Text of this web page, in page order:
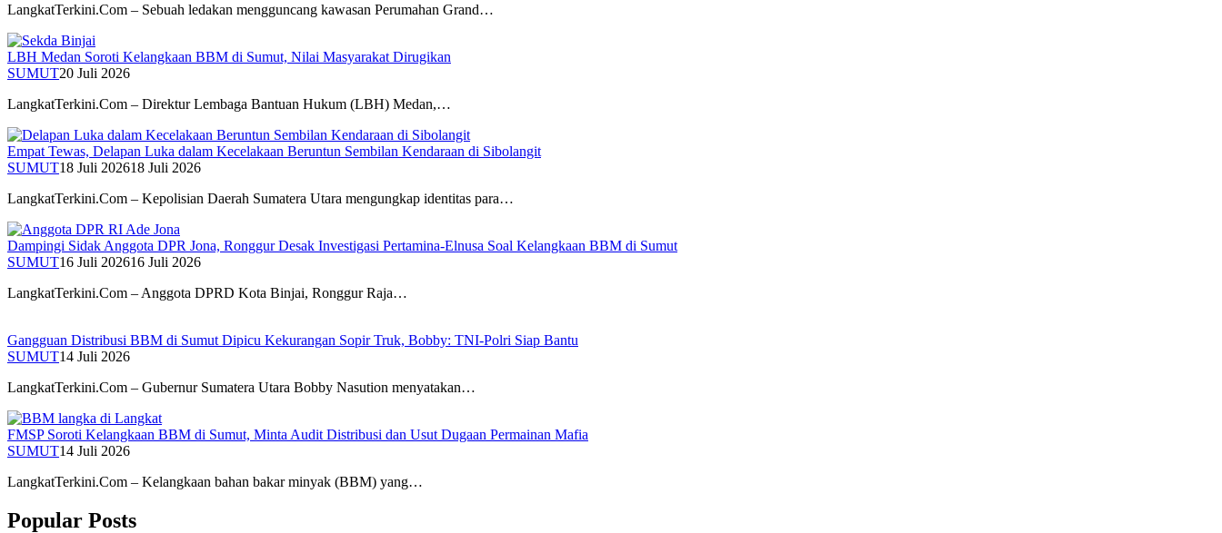
LangkatTerkini.Com – Sebuah ledakan mengguncang kawasan Perumahan Grand…
LBH Medan Soroti Kelangkaan BBM di Sumut, Nilai Masyarakat Dirugikan
SUMUT20 Juli 2026
LangkatTerkini.Com – Direktur Lembaga Bantuan Hukum (LBH) Medan,…
Empat Tewas, Delapan Luka dalam Kecelakaan Beruntun Sembilan Kendaraan di Sibolangit
SUMUT18 Juli 202618 Juli 2026
LangkatTerkini.Com – Kepolisian Daerah Sumatera Utara mengungkap identitas para…
Dampingi Sidak Anggota DPR Jona, Ronggur Desak Investigasi Pertamina-Elnusa Soal Kelangkaan BBM di Sumut
SUMUT16 Juli 202616 Juli 2026
LangkatTerkini.Com – Anggota DPRD Kota Binjai, Ronggur Raja…
Gangguan Distribusi BBM di Sumut Dipicu Kekurangan Sopir Truk, Bobby: TNI-Polri Siap Bantu
SUMUT14 Juli 2026
LangkatTerkini.Com – Gubernur Sumatera Utara Bobby Nasution menyatakan…
FMSP Soroti Kelangkaan BBM di Sumut, Minta Audit Distribusi dan Usut Dugaan Permainan Mafia
SUMUT14 Juli 2026
LangkatTerkini.Com – Kelangkaan bahan bakar minyak (BBM) yang…
Popular Posts